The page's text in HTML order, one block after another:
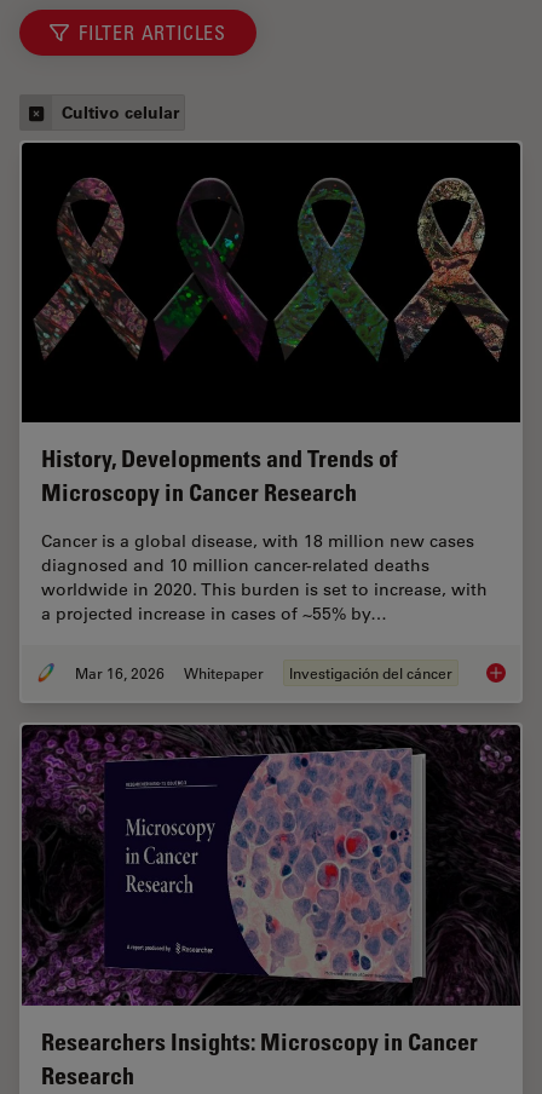
FILTER ARTICLES
Cultivo celular
History, Developments and Trends of
Microscopy in Cancer Research
Cancer is a global disease, with 18 million new cases
diagnosed and 10 million cancer-related deaths
worldwide in 2020. This burden is set to increase, with
a projected increase in cases of ~55% by…
Mar 16, 2026 Whitepaper Investigación del cáncer
Researchers Insights: Microscopy in Cancer
Research